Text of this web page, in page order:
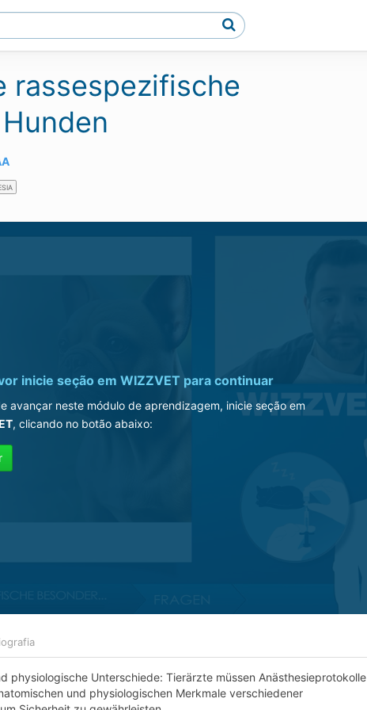
rassespezifische
inicie seção emWIZZVET para continuar
avançar neste módulo de aprendizagem, inicie seção em
, clicando no botão abaixo:
physiologische Unterschiede: Tierärzte müssen Anästhesieprotokolle
und physiologischen Merkmale verschiedener